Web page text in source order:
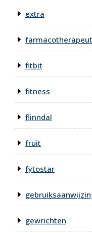
extra
fitbit
fitness
flinndal
fruit
fytostar
gewrichten